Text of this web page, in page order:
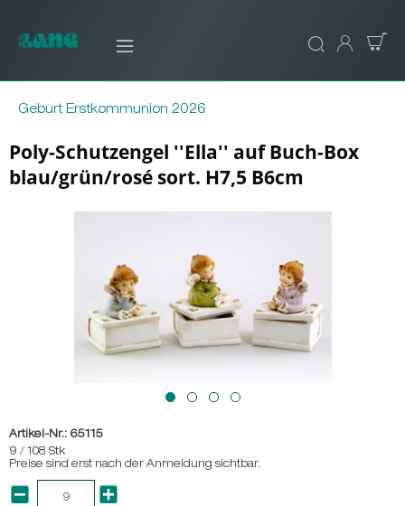
Geburt Erstkommunion 2026
Poly-Schutzengel ''Ella'' auf Buch-Box
blau/grün/rosé sort. H7,5 B6cm
Artikel-Nr.: 65115
9 / 108 Stk
Preise sind erst nach der Anmeldung sichtbar.